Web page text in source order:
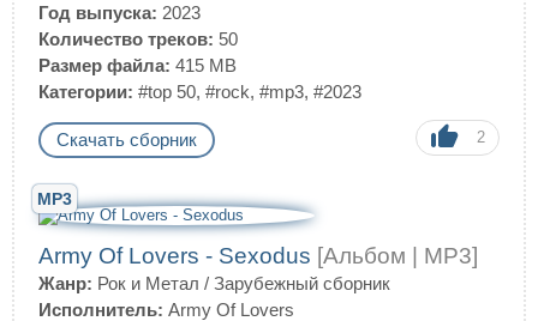
Год выпуска: 2023
Количество треков: 50
Размер файла: 415 MB
Категории: #top 50, #rock, #mp3, #2023
Скачать сборник 2
MP3
Army Of Lovers - Sexodus [Альбом | MP3]
Жанр: Рок и Метал / Зарубежный сборник
Исполнитель: Army Of Lovers